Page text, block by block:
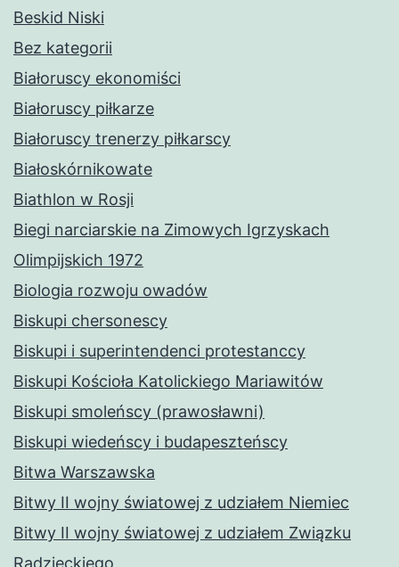
Beskid Niski
Bez kategorii
Białoruscy ekonomiści
Białoruscy piłkarze
Białoruscy trenerzy piłkarscy
Białoskórnikowate
Biathlon w Rosji
Biegi narciarskie na Zimowych Igrzyskach
Olimpijskich 1972
Biologia rozwoju owadów
Biskupi chersonescy
Biskupi i superintendenci protestanccy
Biskupi Kościoła Katolickiego Mariawitów
Biskupi smoleńscy (prawosławni)
Biskupi wiedeńscy i budapeszteńscy
Bitwa Warszawska
Bitwy II wojny światowej z udziałem Niemiec
Bitwy II wojny światowej z udziałem Związku
Radzieckiego